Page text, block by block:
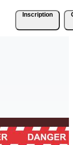
Inscription